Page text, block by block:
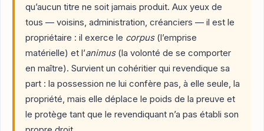
qu’aucun titre ne soit jamais produit. Aux yeux de
tous — voisins, administration, créanciers — il est le
propriétaire : il exerce le corpus(l’emprise
matérielle) et l’animus(la volonté de se comporter
en maître). Survient un cohéritier qui revendique sa
part : la possession ne lui confère pas, à elle seule, la
propriété, mais elle déplace le poids de la preuve et
le protège tant que le revendiquant n’a pas établi son